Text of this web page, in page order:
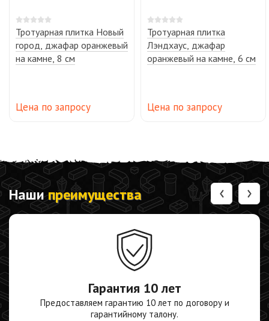
Тротуарная плитка Новый
город, джафар оранжевый
на камне, 8 см
Цена по запросу
Тротуарная плитка
Лэндхаус, джафар
оранжевый на камне, 6 см
Цена по запросу
Нашипреимущества
Гарантия 10 лет
Предоставляем гарантию 10 лет по договору и
гарантийному талону.
‹ ›